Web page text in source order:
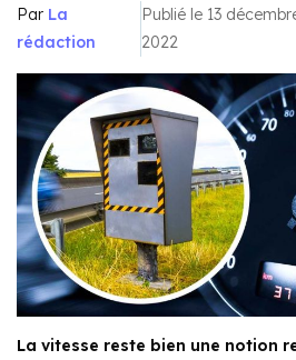
Par La
rédaction
Publié le 13
2022
La vitesse reste bien une notion